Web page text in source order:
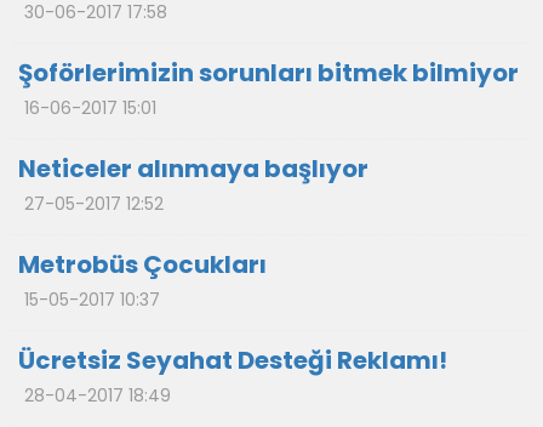
30-06-2017 17:58
Şoförlerimizin sorunları bitmek bilmiyor
16-06-2017 15:01
Neticeler alınmaya başlıyor
27-05-2017 12:52
Metrobüs Çocukları
15-05-2017 10:37
Ücretsiz Seyahat Desteği Reklamı!
28-04-2017 18:49